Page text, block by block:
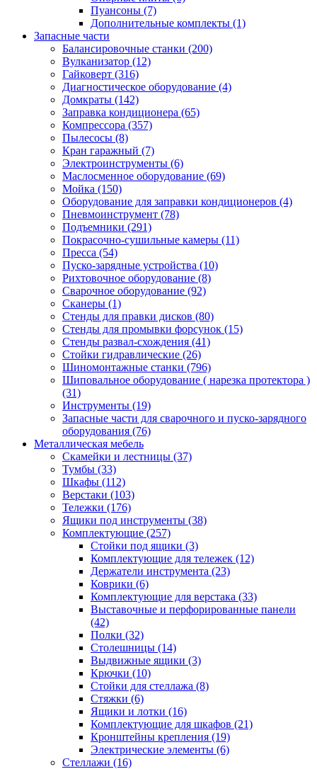
Пуансоны (7)
Дополнительные комплекты (1)
Запасные части
Балансировочные станки (200)
Вулканизатор (12)
Гайковерт (316)
Диагностическое оборудование (4)
Домкраты (142)
Заправка кондиционера (65)
Компрессора (357)
Пылесосы (8)
Кран гаражный (7)
Электроинструменты (6)
Маслосменное оборудование (69)
Мойка (150)
Оборудование для заправки кондиционеров (4)
Пневмоинструмент (78)
Подъемники (291)
Покрасочно-сушильные камеры (11)
Пресса (54)
Пуско-зарядные устройства (10)
Рихтовочное оборудование (8)
Сварочное оборудование (92)
Сканеры (1)
Стенды для правки дисков (80)
Стенды для промывки форсунок (15)
Стенды развал-схождения (41)
Стойки гидравлические (26)
Шиномонтажные станки (796)
Шиповальное оборудование ( нарезка протектора )
(31)
Инструменты (19)
Запасные части для сварочного и пуско-зарядного
оборудования (76)
Металлическая мебель
Скамейки и лестницы (37)
Тумбы (33)
Шкафы (112)
Верстаки (103)
Тележки (176)
Ящики под инструменты (38)
Комплектующие (257)
Стойки под ящики (3)
Комплектующие для тележек (12)
Держатели инструмента (23)
Коврики (6)
Комплектующие для верстака (33)
Выставочные и перфорированные панели
(42)
Полки (32)
Столешницы (14)
Выдвижные ящики (3)
Крючки (10)
Стойки для стеллажа (8)
Стяжки (6)
Ящики и лотки (16)
Комплектующие для шкафов (21)
Кронштейны крепления (19)
Электрические элементы (6)
Стеллажи (16)